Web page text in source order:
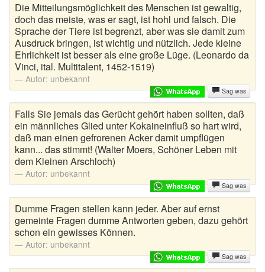
Die Mitteilungsmöglichkeit des Menschen ist gewaltig,
doch das meiste, was er sagt, ist hohl und falsch. Die
Sprache der Tiere ist begrenzt, aber was sie damit zum
Ausdruck bringen, ist wichtig und nützlich. Jede kleine
Ehrlichkeit ist besser als eine große Lüge. (Leonardo da
Vinci, ital. Multitalent, 1452-1519)
Autor: unbekannt
Sag was
Falls Sie jemals das Gerücht gehört haben sollten, daß
ein männliches Glied unter Kokaineinfluß so hart wird,
daß man einen gefrorenen Acker damit umpflügen
kann... das stimmt! (Walter Moers, Schöner Leben mit
dem Kleinen Arschloch)
Autor: unbekannt
Sag was
Dumme Fragen stellen kann jeder. Aber auf ernst
gemeinte Fragen dumme Antworten geben, dazu gehört
schon ein gewisses Können.
Autor: unbekannt
Sag was